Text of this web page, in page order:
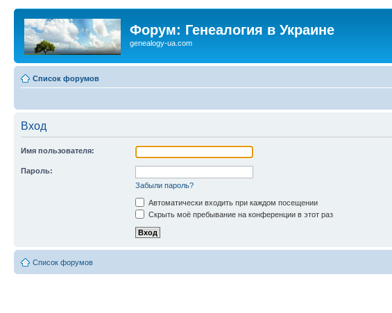
Форум: Генеалогия в Украине
genealogy-ua.com
Список форумов
Вход
Имя пользователя:
Пароль:
Забыли пароль?
Автоматически входить при каждом посещении
Скрыть моё пребывание на конференции в этот раз
Список форумов